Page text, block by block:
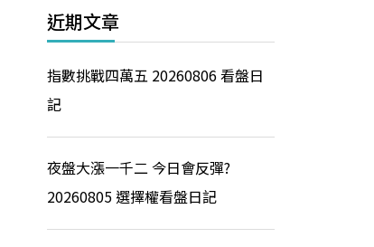
近期文章
指數挑戰四萬五 20260806 看盤日
記
夜盤大漲一千二 今日會反彈?
20260805 選擇權看盤日記